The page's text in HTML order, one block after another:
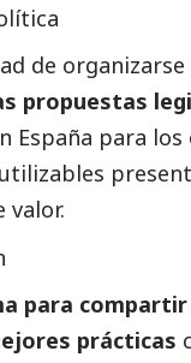
de organizarse
propuestas
España para
valor.
para compartir
prácticas